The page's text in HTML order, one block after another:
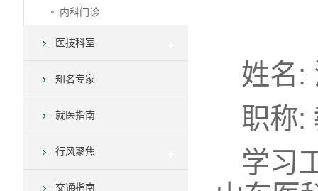
内科门诊
医技科室
知名专家
就医指南
行风聚焦
交通指南
姓名:
职称:
学习